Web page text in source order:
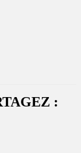
: